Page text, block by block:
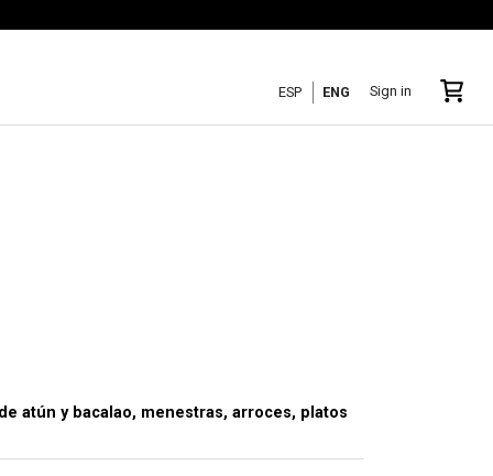
ESP ENG Sign in
atún y bacalao, menestras, arroces, platos